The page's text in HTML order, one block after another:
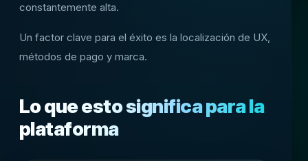
constantemente alta.
Un factor clave para el éxito es la localización de UX,
métodos de pago y marca.
Lo que esto significa para la
plataforma